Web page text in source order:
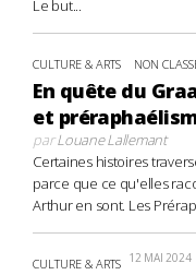
Le but...
CULTURE & ARTS NON
En quête du
et
parLouane Lallemant
Certaines histoires
parce que ce qu'elles
Arthur en sont. Les
CULTURE & ARTS 12 MAI 2024